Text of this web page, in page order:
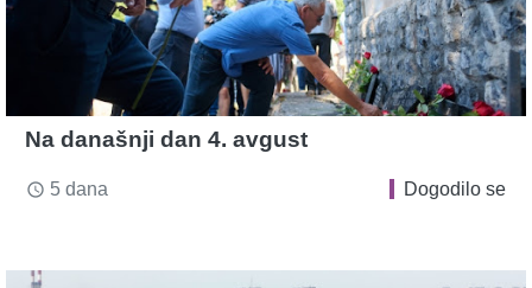
Na današnji dan 4. avgust
access_time 5 dana Dogodilo se